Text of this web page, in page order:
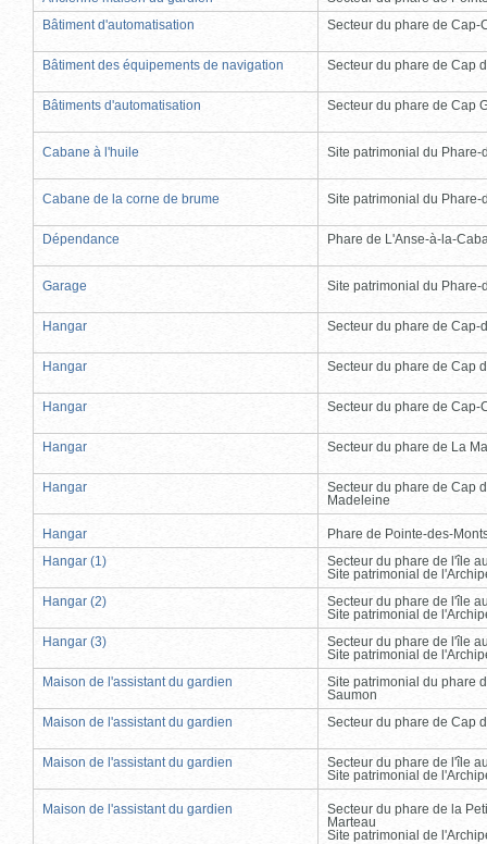
Bâtiment d'automatisation
Secteur du phare de Cap-
Bâtiment des équipements de navigation Secteur du phare de Cap
Bâtiments d'automatisation Secteur du phare de Cap
Cabane à l'huile Site patrimonial du Phare-
Cabane de la corne de brume Site patrimonial du Phare-
Dépendance Phare de L'Anse-à-la-
Garage Site patrimonial du Phare-
Hangar Secteur du phare de Cap-
Hangar Secteur du phare de Cap
Hangar Secteur du phare de Cap-
Hangar Secteur du phare de La
Hangar
Secteur du phare de Cap
Madeleine
Hangar
Phare de Pointe-des-
Hangar (1)
Secteur du phare de l'île
Site patrimonial de
Hangar (2)
Secteur du phare de l'île
Site patrimonial de
Hangar (3)
Secteur du phare de l'île
Site patrimonial de
Maison de l'assistant du gardien
Site patrimonial du phare
Saumon
Maison de l'assistant du gardien
Secteur du phare de Cap
Maison de l'assistant du gardien
Secteur du phare de l'île
Site patrimonial de
Maison de l'assistant du gardien
Secteur du phare de la
Marteau
Site patrimonial de